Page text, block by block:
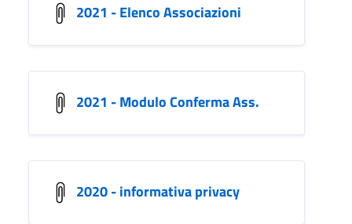
2021 - Elenco Associazioni
2021 - Modulo Conferma Ass.
2020 - informativa privacy